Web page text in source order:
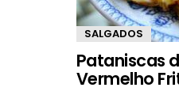
SALGADOS
Pataniscas
Vermelho